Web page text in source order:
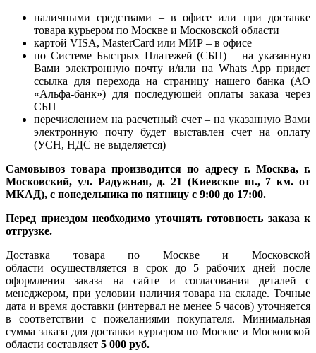
наличными средствами – в офисе или при доставке
товара курьером по Москве и Московской области
картой VISA, MasterCard или МИР – в офисе
по Системе Быстрых Платежей (СБП) – на указанную
Вами электронную почту и/или на Whats App придет
ссылка для перехода на страницу нашего банка (АО
«Альфа-банк») для последующей оплаты заказа через
СБП
перечислением на расчетный счет – на указанную Вами
электронную почту будет выставлен счет на оплату
(УСН, НДС не выделяется)
Самовывоз товара производится по адресу г. Москва, г.
Московский, ул. Радужная, д. 21 (Киевское ш., 7 км. от
МКАД), с понедельника по пятницу с 9:00 до 17:00.
Перед приездом необходимо уточнять готовность заказа к
отгрузке.
Доставка товара по Москве и Московской
области осуществляется в срок до 5 рабочих дней после
оформления заказа на сайте и согласования деталей с
менеджером, при условии наличия товара на складе. Точные
дата и время доставки (интервал не менее 5 часов) уточняется
в соответствии с пожеланиями покупателя. Минимальная
сумма заказа для доставки курьером по Москве и Московской
области составляет 5 000 руб.